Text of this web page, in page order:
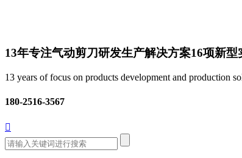
13年专注气动剪刀研发生产解决方案16项新型
13 years of focus on products development and production
180-2516-3567
